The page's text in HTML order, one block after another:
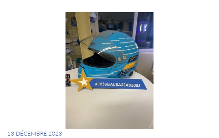
partie) de la délégation Aubassadeurs présente était indispensable !
13 DÉCEMBRE 2023